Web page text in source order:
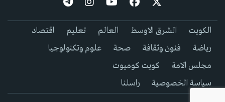
الكويت الشرق الاوسط العالم تعليم
اقتصاد
رياضة
فنون وثقافة صحة
علوم وتكنولوجيا
مجلس الامة
كويت كوميوت
سياسة الخصوصية
راسلنا